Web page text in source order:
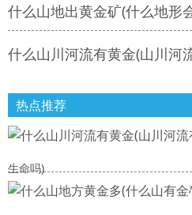
什么山地出黄金矿(什么地形
什么山川河流有黄金(山川河
热点推荐
生命吗)